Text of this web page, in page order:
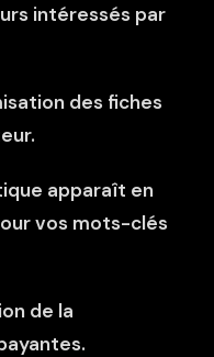
intéressés par
des fiches
apparaît en
vos mots-clés
de la